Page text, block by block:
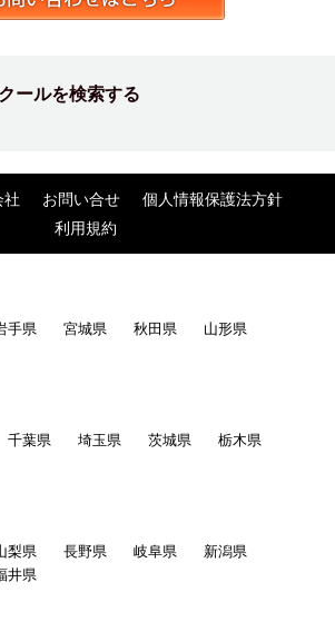
ールを検索する
社 お問い合せ
個人情報保護法方針
利用規約
手県 宮城県 秋田県
山形県
千葉県 埼玉県 茨城県
栃木県
梨県 長野県 岐阜県
新潟県
井県